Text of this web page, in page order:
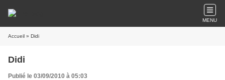
MENU
Accueil » Didi
Didi
Publié le 03/09/2010 à 05:03